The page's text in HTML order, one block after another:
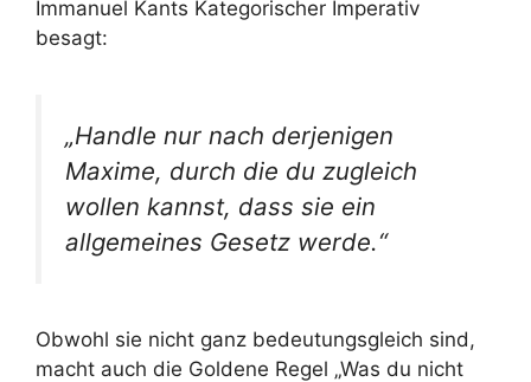
Immanuel Kants Kategorischer Imperativ
besagt:
„Handle nur nach derjenigen
Maxime, durch die du zugleich
wollen kannst, dass sie ein
allgemeines Gesetz werde.“
Obwohl sie nicht ganz bedeutungsgleich sind,
macht auch die Goldene Regel „Was du nicht